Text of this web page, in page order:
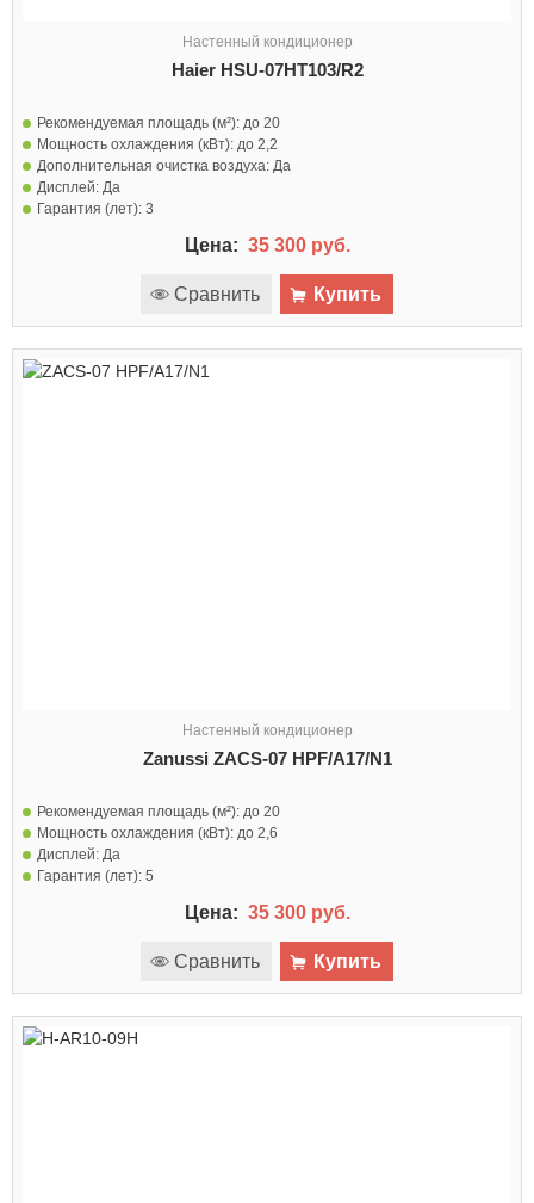
Настенный кондиционер
Haier HSU-07HT103/R2
Рекомендуемая площадь (м²): до 20
Мощность охлаждения (кВт): до 2,2
Дополнительная очистка воздуха: Да
Дисплей: Да
Гарантия (лет): 3
Цена: 35 300 руб.
Сравнить Купить
Настенный кондиционер
Zanussi ZACS-07 HPF/A17/N1
Рекомендуемая площадь (м²): до 20
Мощность охлаждения (кВт): до 2,6
Дисплей: Да
Гарантия (лет): 5
Цена: 35 300 руб.
Сравнить Купить